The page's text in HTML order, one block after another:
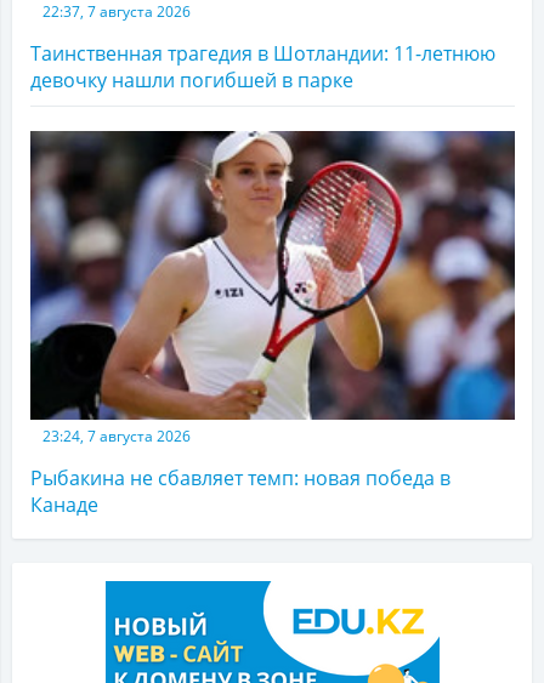
22:37, 7 августа 2026
Таинственная трагедия в Шотландии: 11-летнюю
девочку нашли погибшей в парке
23:24, 7 августа 2026
Рыбакина не сбавляет темп: новая победа в
Канаде